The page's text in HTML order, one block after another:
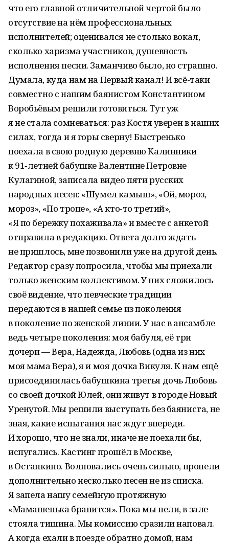
что его главной отличительной чертой было
отсутствие на нём профессиональных
исполнителей; оценивался не столько вокал,
сколько харизма участников, душевность
исполнения песни. Заманчиво было, но страшно.
Думала, куда нам на Первый канал! И всё-таки
совместно с нашим баянистом Константином
Воробьёвым решили готовиться. Тут уж
я не стала сомневаться: раз Костя уверен в наших
силах, тогда и я горы сверну! Быстренько
поехала в свою родную деревню Калинники
к 91‑летней бабушке Валентине Петровне
Кулагиной, записала видео пяти русских
народных песен: «Шумел камыш», «Ой, мороз,
мороз», «По тропе», «А кто-то третий»,
«Я по бережку похаживала» и вместе с анкетой
отправила в редакцию. Ответа долго ждать
не пришлось, мне позвонили уже на другой день.
Редактор сразу попросила, чтобы мы приехали
только женским коллективом. У них сложилось
своё видение, что певческие традиции
передаются в нашей семье из поколения
в поколение по женской линии. У нас в ансамбле
ведь четыре поколения: моя бабуля, её три
дочери — Вера, Надежда, Любовь (одна из них
моя мама Вера), я и моя дочка Викуля. К нам ещё
присоединилась бабушкина третья дочь Любовь
со своей дочкой Юлей, они живут в городе Новый
Уренугой. Мы решили выступать без баяниста, не
зная, какие испытания нас ждут впереди.
И хорошо, что не знали, иначе не поехали бы,
испугались. Кастинг прошёл в Москве,
в Останкино. Волновались очень сильно, пропели
дополнительно несколько песен не из списка.
Я запела нашу семейную протяжную
«Мамашенька бранится». Пока мы пели, в зале
стояла тишина. Мы комиссию сразили наповал.
А когда ехали в поезде обратно домой, нам